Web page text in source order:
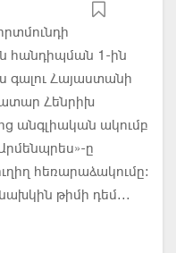
հանդիպման 1-ին
գալու Հայաստանի
Հենրիխ
անգլիական ակումբ
ը
հեռարաձակումը:
թիմի դեմ...